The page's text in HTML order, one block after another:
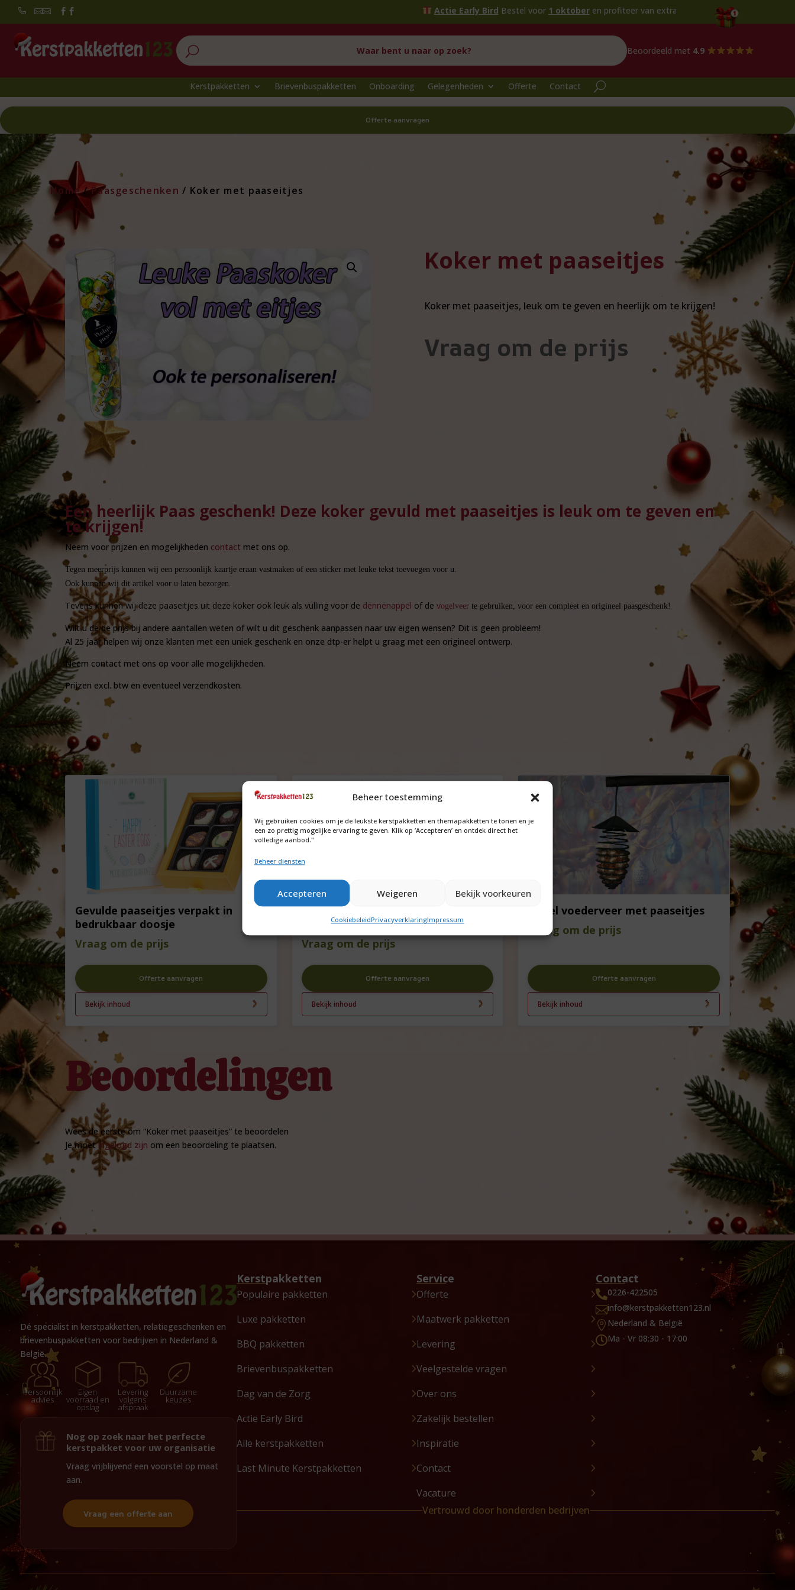
Beheer toestemming
Wij gebruiken cookies om je de leukste kerstpakketten en themapakketten te tonen en je
een zo prettig mogelijke ervaring te geven. Klik op ‘Accepteren’ en ontdek direct het
volledige aanbod."
Beheer diensten
Accepteren Weigeren Bekijk voorkeuren
CookiebeleidPrivacyverklaringImpressum
  Actie Early BirdBestel voor1 oktoberen profiteer van extra voordeel!
U Beoordeeld met 4.9
Kerstpakketten Brievenbuspakketten Onboarding Gelegenheden Offerte Contact
Offerte aanvragen
Home/Paasgeschenken / Koker met paaseitjes
Koker met paaseitjes
Koker met paaseitjes, leuk om te geven en heerlijk om te krijgen!
Vraag om de prijs
Een heerlijk Paas geschenk! Deze koker gevuld met paaseitjes is leuk om te geven en
te krijgen!
Neem voor prijzen en mogelijkheden contact met ons op.
Tegen meerprijs kunnen wij een persoonlijk kaartje eraan vastmaken of een sticker met leuke tekst toevoegen voor u.
Ook kunnen wij dit artikel voor u laten bezorgen.
Tevens kunnen wij deze paaseitjes uit deze koker ook leuk als vulling voor de dennenappel of de vogelveer te gebruiken, voor een compleet en origineel paasgeschenk!
Wilt u de de prijs bij andere aantallen weten of wilt u dit geschenk aanpassen naar uw eigen wensen? Dit is geen probleem!
Al 25 jaar helpen wij onze klanten met een uniek geschenk en onze dtp-er helpt u graag met een origineel ontwerp.
Neem contact met ons op voor alle mogelijkheden.
Prijzen excl. btw en eventueel verzendkosten.
Gevulde paaseitjes verpakt in
bedrukbaar doosje
Vraag om de prijs
Offerte aanvragen
Bekijk inhoud
Paashaasjes van chocolade in
doosje
Vraag om de prijs
Offerte aanvragen
Bekijk inhoud
Vogel voederveer met paaseitjes
Vraag om de prijs
Offerte aanvragen
Bekijk inhoud
Beoordelingen
Wees de eerste om “Koker met paaseitjes” te beoordelen
Je moetingelogd zijn om een beoordeling te plaatsen.
Dé specialist in kerstpakketten, relatiegeschenken en
brievenbuspakketten voor bedrijven in Nederland &
België.
Persoonlijk
advies
Eigen
voorraad en
opslag
Levering
volgens
afspraak
Duurzame
keuzes
Nog op zoek naar het perfecte
kerstpakket voor uw organisatie
Vraag vrijblijvend een voorstel op maat
aan.
Vraag een offerte aan
Kerstpakketten
Populaire pakketten
Luxe pakketten
BBQ pakketten
Brievenbuspakketten
Dag van de Zorg
Actie Early Bird
Alle kerstpakketten
Last Minute Kerstpakketten
Service
Offerte
Maatwerk pakketten
Levering
Veelgestelde vragen
Over ons
Zakelijk bestellen
Inspiratie
Contact
Vacature
Contact
0226-422505
info@kerstpakketten123.nl
 Nederland & België
Ma - Vr 08:30 - 17:00
Vertrouwd door honderden bedrijven